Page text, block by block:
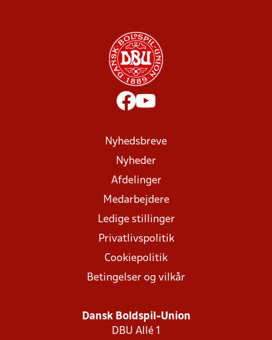
Nyhedsbreve
Nyheder
Afdelinger
Medarbejdere
Ledige stillinger
Privatlivspolitik
Cookiepolitik
Betingelser og vilkår
Dansk Boldspil-Union
DBU Allé 1